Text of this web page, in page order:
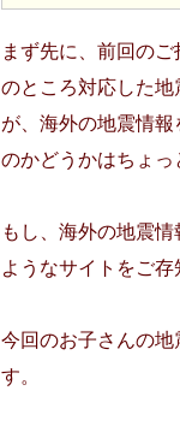
まず先に、前回の
のところ対応した
が、海外の地震情
のかどうかはちょっ
もし、海外の地震
ようなサイトをご存
今回のお子さんの地
す。